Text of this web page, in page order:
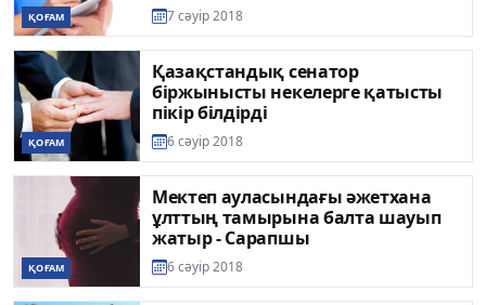
ҚОҒАМ 7 сәуір 2018
ҚОҒАМ
Қазақстандық сенатор
біржынысты некелерге қатысты
пікір білдірді
6 сәуір 2018
ҚОҒАМ
Мектеп ауласындағы әжетхана
ұлттың тамырына балта шауып
жатыр - Сарапшы
6 сәуір 2018